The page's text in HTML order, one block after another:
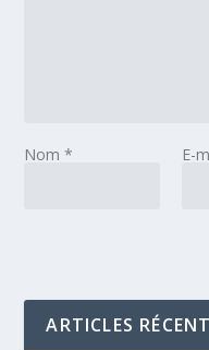
Nom* E-
ARTICLES